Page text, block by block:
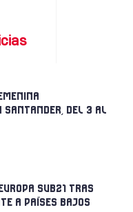
SANTANDER, DEL 3 AL
SUB21 TRAS
A PAÍSES BAJOS